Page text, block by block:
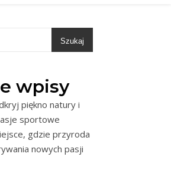
Szukaj
wpisy
piękno natury i
sportowe
gdzie przyroda
nowych pasji